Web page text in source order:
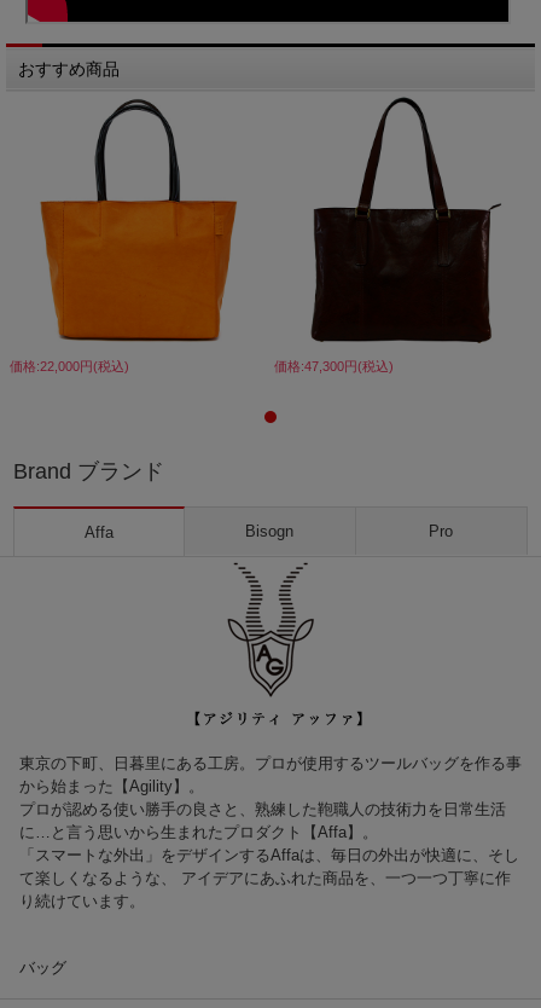
おすすめ商品
価格:22,000円(税込) 価格:47,300円(税込)
Brand ブランド
Affa Bisogn Pro
東京の下町、日暮里にある工房。プロが使用するツールバッグを作る事
から始まった【Agility】。
プロが認める使い勝手の良さと、熟練した鞄職人の技術力を日常生活
に…と言う思いから生まれたプロダクト【Affa】。
「スマートな外出」をデザインするAffaは、毎日の外出が快適に、そし
て楽しくなるような、 アイデアにあふれた商品を、一つ一つ丁寧に作
り続けています。
バッグ